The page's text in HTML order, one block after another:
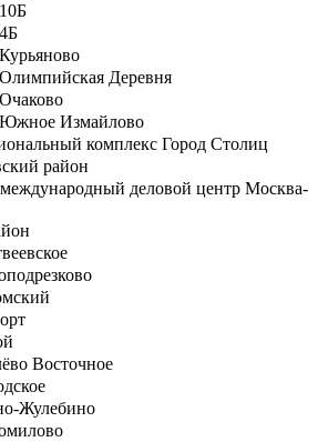
Деревня
Измайлово
комплекс Город Столиц
район
деловой центр Москва-
Восточное
Жулебино